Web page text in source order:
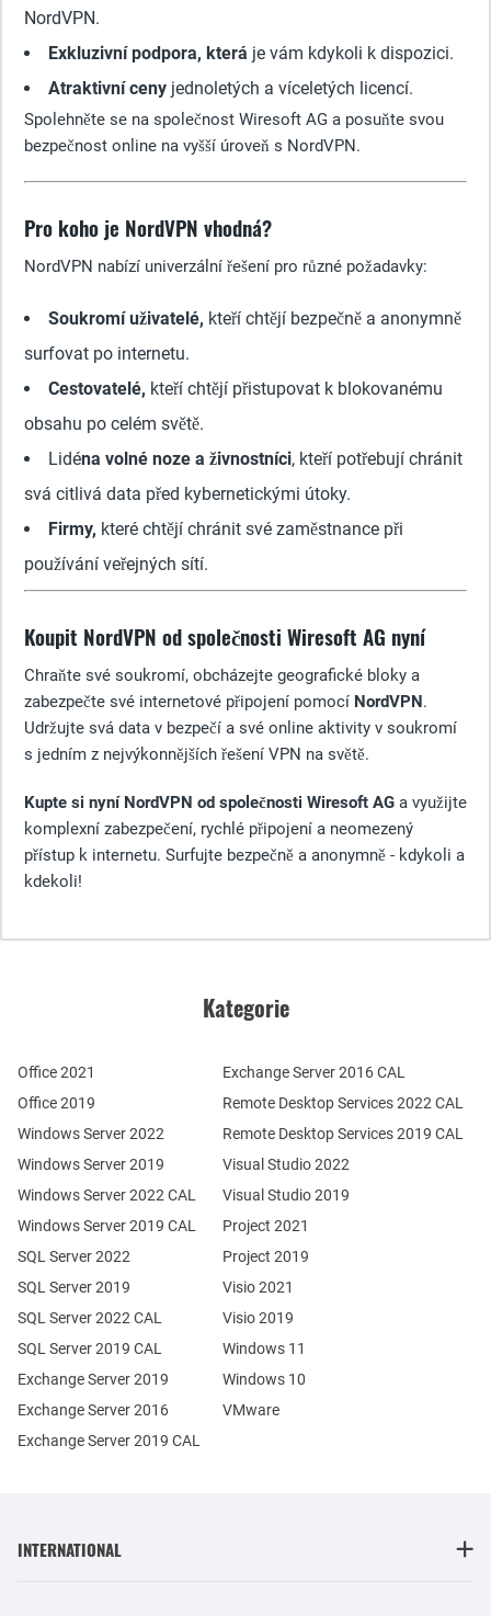
NordVPN.
Exkluzivní podpora, která je vám kdykoli k dispozici.
Atraktivní ceny jednoletých a víceletých licencí.
Spolehněte se na společnost Wiresoft AG a posuňte svou
bezpečnost online na vyšší úroveň s NordVPN.
Pro koho je NordVPN vhodná?
NordVPN nabízí univerzální řešení pro různé požadavky:
Soukromí uživatelé, kteří chtějí bezpečně a anonymně
surfovat po internetu.
Cestovatelé, kteří chtějí přistupovat k blokovanému
obsahu po celém světě.
Lidéna volné noze a živnostníci, kteří potřebují chránit
svá citlivá data před kybernetickými útoky.
Firmy, které chtějí chránit své zaměstnance při
používání veřejných sítí.
Koupit NordVPN od společnosti Wiresoft AG nyní
Chraňte své soukromí, obcházejte geografické bloky a
zabezpečte své internetové připojení pomocí NordVPN.
Udržujte svá data v bezpečí a své online aktivity v soukromí
s jedním z nejvýkonnějších řešení VPN na světě.
Kupte si nyní NordVPN od společnosti Wiresoft AG a využijte
komplexní zabezpečení, rychlé připojení a neomezený
přístup k internetu. Surfujte bezpečně a anonymně - kdykoli a
kdekoli!
Kategorie
Office 2021
Office 2019
Windows Server 2022
Windows Server 2019
Exchange Server 2019
Exchange Server 2016
SQL Server 2022
SQL Server 2019
Windows Server 2022 CAL
Windows Server 2019 CAL
SQL Server 2022 CAL
SQL Server 2019 CAL
Remote Desktop Services 2022 CAL
Remote Desktop Services 2019 CAL
Exchange Server 2019 CAL
Exchange Server 2016 CAL
Visual Studio 2022
Visual Studio 2019
Project 2021
Project 2019
Visio 2021
Visio 2019
Windows 11
Windows 10
VMware
INTERNATIONAL